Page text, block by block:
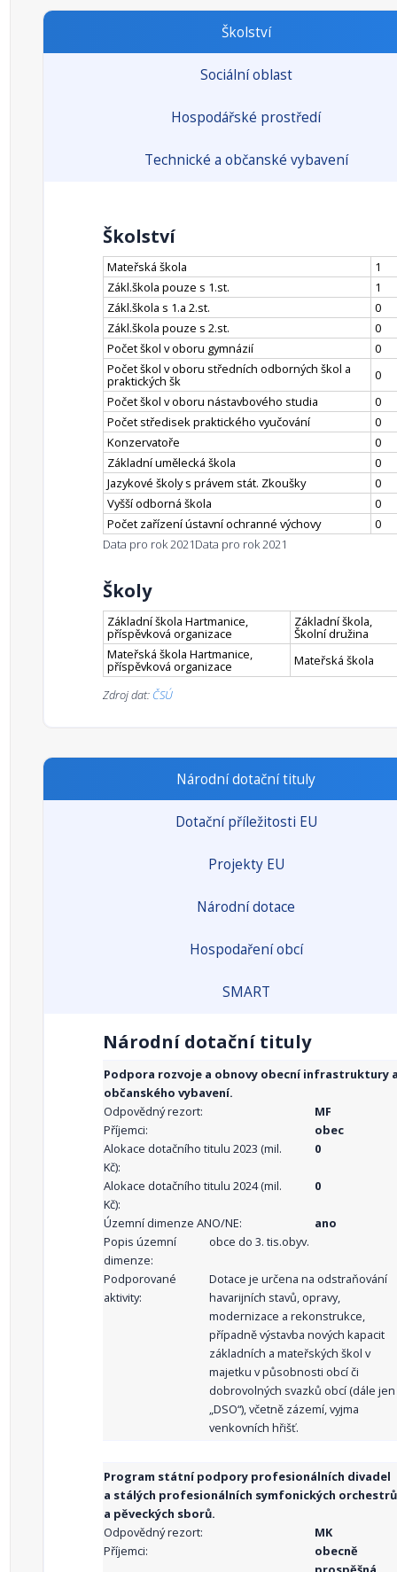
Školství
Sociální oblast
Hospodářské prostředí
Technické a občanské vybavení
Školství
Mateřská škola
1
Zákl.škola pouze s 1.st.
1
Zákl.škola s 1.a 2.st.
0
Zákl.škola pouze s 2.st.
0
Počet škol v oboru gymnázií
0
Počet škol v oboru středních odborných škol a
praktických šk
0
Počet škol v oboru nástavbového studia
0
Počet středisek praktického vyučování
0
Konzervatoře
0
Základní umělecká škola
0
Jazykové školy s právem stát. Zkoušky
0
Vyšší odborná škola
0
Počet zařízení ústavní ochranné výchovy
0
Data pro rok 2021Data pro rok 2021
Školy
Základní škola Hartmanice,
příspěvková organizace
Základní škola,
Školní družina
Mateřská škola Hartmanice,
příspěvková organizace Mateřská škola
Zdroj dat: ČSÚ
Národní dotační tituly
Dotační příležitosti EU
Projekty EU
Národní dotace
Hospodaření obcí
SMART
Národní dotační tituly
Podpora rozvoje a obnovy obecní infrastruktury
občanského vybavení.
Odpovědný rezort:
MF
Příjemci:
obec
Alokace dotačního titulu 2023 (mil.
Kč):
0
Alokace dotačního titulu 2024 (mil.
Kč):
0
Územní dimenze ANO/NE:
ano
Popis územní
dimenze:
obce do 3. tis.obyv.
Podporované
aktivity:
Dotace je určena na odstraňování
havarijních stavů, opravy,
modernizace a rekonstrukce,
případně výstavba nových kapacit
základních a mateřských škol v
majetku v působnosti obcí či
dobrovolných svazků obcí (dále jen
„DSO“), včetně zázemí, vyjma
venkovních hřišť.
Program státní podpory profesionálních divadel
a stálých profesionálních symfonických orchestrů
a pěveckých sborů.
Odpovědný rezort:
MK
Příjemci:
obecně